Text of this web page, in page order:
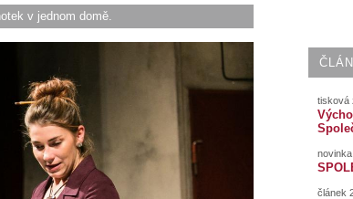
v jednom domě.
tisková
článek